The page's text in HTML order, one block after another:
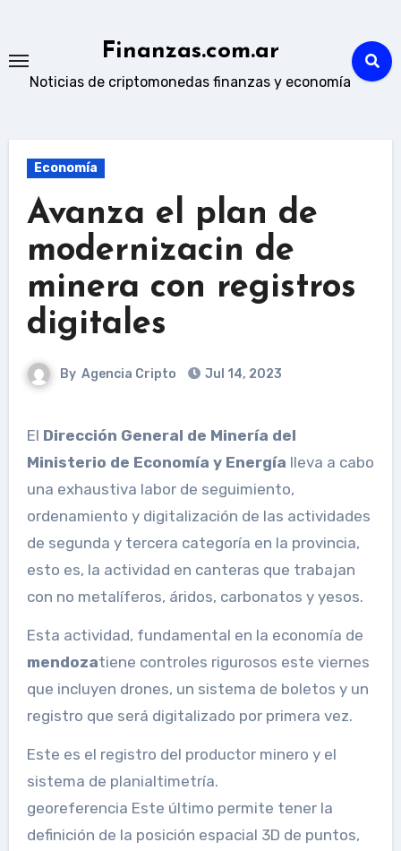
content
Finanzas.com.ar
Noticias de criptomonedas finanzas y economía
Economía
Avanza el plan de
modernizacin de
minera con registros
digitales
By Agencia Cripto Jul 14, 2023
El Dirección General de Minería del
Ministerio de Economía y Energía lleva a cabo
una exhaustiva labor de seguimiento,
ordenamiento y digitalización de las actividades
de segunda y tercera categoría en la provincia,
esto es, la actividad en canteras que trabajan
con no metalíferos, áridos, carbonatos y yesos.
Esta actividad, fundamental en la economía de
mendozatiene controles rigurosos este viernes
que incluyen drones, un sistema de boletos y un
registro que será digitalizado por primera vez.
Este es el registro del productor minero y el
sistema de planialtimetría.
georeferencia Este último permite tener la
definición de la posición espacial 3D de puntos,